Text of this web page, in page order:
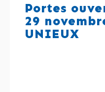
Portes
29
UNIEUX